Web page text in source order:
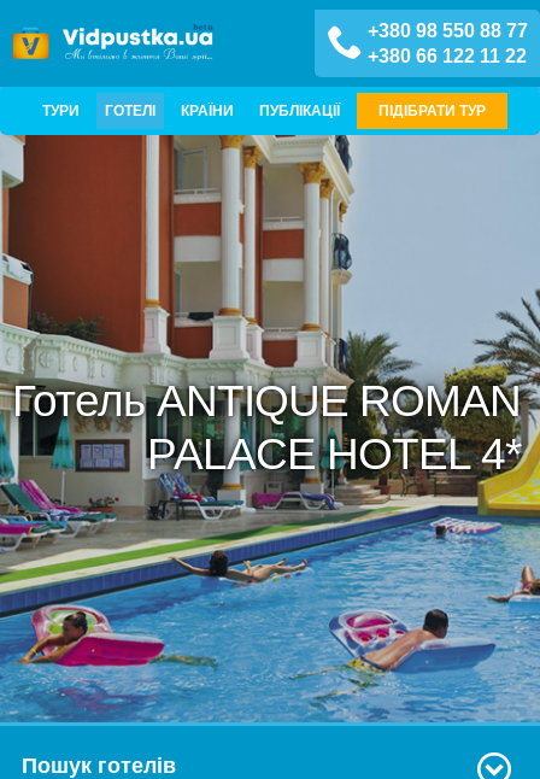
+380 98 550 88 77
+380 66 122 11 22
ТУРИ ГОТЕЛІ КРАЇНИ ПУБЛІКАЦІЇ ПІДІБРАТИ ТУР
Готель ANTIQUE ROMAN
PALACE HOTEL 4*
Пошук готелів